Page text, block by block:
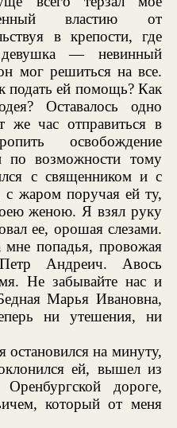
властию от
в крепости, где
девушка — невинный
мог решиться на все.
подать ей помощь? Как
Оставалось одно
же час отправиться в
освобождение
по возможности тому
с священником и с
жаром поручая ей ту,
женою. Я взял руку
ее, орошая слезами.
попадья, провожая
Андреич. Авось
Не забывайте нас и
Марья Ивановна,
ни утешения, ни
на минуту,
ей, вышел из
дороге,
который от меня